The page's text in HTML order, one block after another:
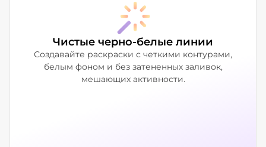
Чистые черно-белые линии
Создавайте раскраски с четкими контурами,
белым фоном и без затененных заливок,
мешающих активности.